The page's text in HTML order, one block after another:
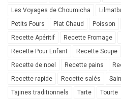
Les Voyages de Choumicha
Petits Fours
Plat Chaud Poisson
Recette Apéritif
Recette Fromage
Recette Pour Enfant
Recette Soupe
Recette de noel
Recette pains
Recette rapide
Recette salés
Tajines traditionnels
Tarte Tourte